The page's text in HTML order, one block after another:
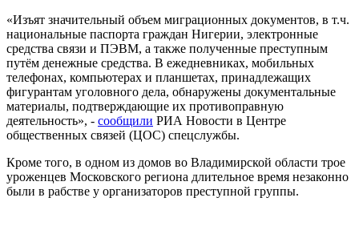
«Изъят значительный объем миграционных документов, в т.ч.
национальные паспорта граждан Нигерии, электронные
средства связи и ПЭВМ, а также полученные преступным
путём денежные средства. В ежедневниках, мобильных
телефонах, компьютерах и планшетах, принадлежащих
фигурантам уголовного дела, обнаружены документальные
материалы, подтверждающие их противоправную
деятельность», - сообщили РИА Новости в Центре
общественных связей (ЦОС) спецслужбы.
Кроме того, в одном из домов во Владимирской области трое
уроженцев Московского региона длительное время незаконно
были в рабстве у организаторов преступной группы.